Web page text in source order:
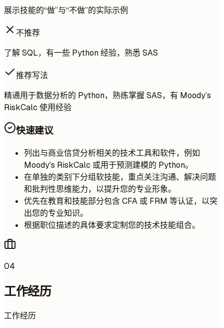
展示技能的“做”与“不做”的实际示例
不推荐
了解 SQL，有一些 Python 经验，熟悉 SAS
推荐写法
精通用于数据分析的 Python，熟练掌握 SAS，有 Moody’s
RiskCalc 使用经验
快速建议
列出与商业信贷分析相关的技术工具和软件，例如
Moody's RiskCalc 或用于预测建模的 Python。
在单独的类别下分组软技能，重点关注沟通、解决问题
和批判性思维能力，以提升您的专业形象。
优先在教育和技能部分包含 CFA 或 FRM 等认证，以突
出您的专业知识。
根据职位描述的具体要求定制您的技术技能组合。
04
工作经历
工作经历